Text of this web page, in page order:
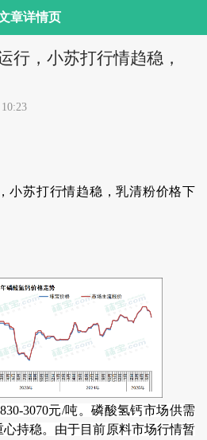
章详情页
行，小苏打行情趋稳，
小苏打行情趋稳，乳清粉价格下
3070元/吨。磷酸氢钙市场供需
持稳。由于目前原料市场行情暂